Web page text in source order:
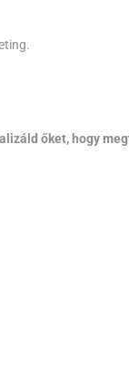
őket, hogy